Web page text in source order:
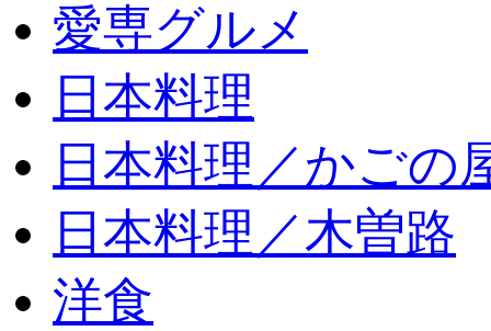
愛専グルメ
日本料理
日本料理／かごの
日本料理／木曽路
洋食